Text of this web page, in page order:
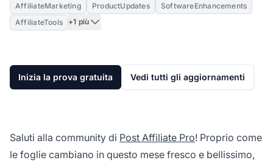
AffiliateMarketing ProductUpdates
SoftwareEnhancements
AffiliateTools
+1 più
Inizia la prova gratuita Vedi tutti gli aggiornamenti
Saluti alla community di Post Affiliate Pro! Proprio come
le foglie cambiano in questo mese fresco e bellissimo,